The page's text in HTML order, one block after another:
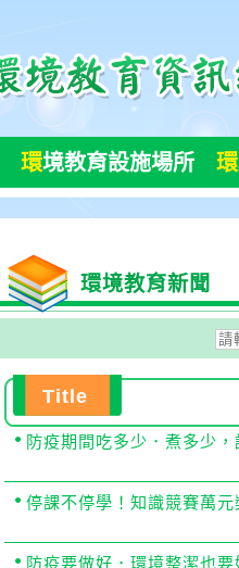
環境教育設施場所 環
環境教育新聞
請
始
期
Title
防疫期間吃多少．煮多少
停課不停學！知識競賽萬
防疫要做好．環境整潔也